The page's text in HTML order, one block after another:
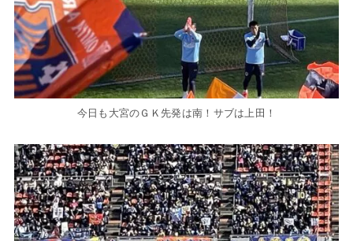
今日も大宮のＧＫ先発は南！サブは上田！